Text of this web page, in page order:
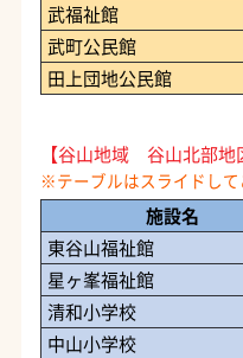
武福祉館
武町公民館
田上団地公民館
【谷山地域 谷山北部地
施設名
東谷山福祉館
星ヶ峯福祉館
清和小学校
中山小学校